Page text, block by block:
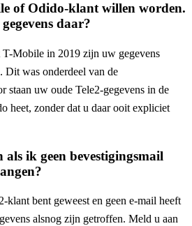
of Odido-klant willen worden.
daar?
Mobile in 2019 zijn uw gegevens
Dit was onderdeel van de
staan uw oude Tele2-gegevens in de
heet, zonder dat u daar ooit expliciet
ik geen bevestigingsmail
klant bent geweest en geen e-mail heeft
alsnog zijn getroffen. Meld u aan